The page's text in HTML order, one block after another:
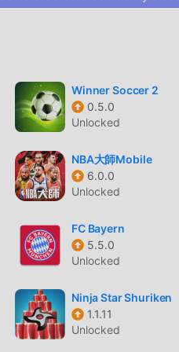
l'ultima versione di Mini
commissione ai
puoi scaricare e installare
a conquistare un gran
Basketball , devi solo seguire il
offerta dai classici giochi
per gli amanti dei
giochi sports in tutto il mondo,
globali felici
le mappe e i
Winner Soccer 2
0.5.0
Unlocked
NBA大師Mobile
6.0.0
Unlocked
FC Bayern
5.5.0
Unlocked
Ninja Star Shuriken
1.1.11
Unlocked